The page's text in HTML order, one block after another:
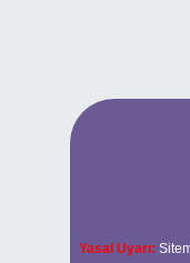
Yasal Uyarı: